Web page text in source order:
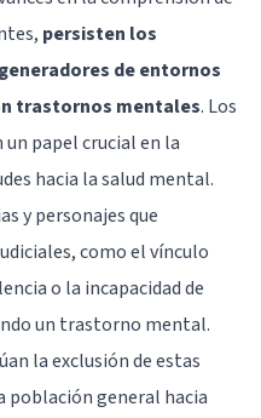
persisten los
de entornos
trastornos mentales. Los
papel crucial en la
hacia la salud mental.
y personajes que
como el vínculo
o la incapacidad de
un trastorno mental.
la exclusión de estas
población general hacia